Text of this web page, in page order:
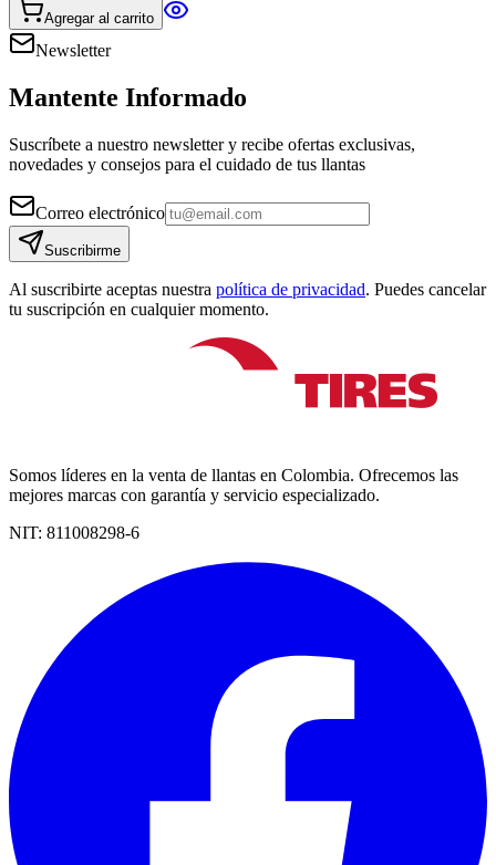
Agregar al carrito
Newsletter
Mantente Informado
Suscríbete a nuestro newsletter y recibe ofertas exclusivas,
novedades y consejos para el cuidado de tus llantas
Correo electrónico
Suscribirme
Al suscribirte aceptas nuestra política de privacidad. Puedes cancelar
tu suscripción en cualquier momento.
Somos líderes en la venta de llantas en Colombia. Ofrecemos las
mejores marcas con garantía y servicio especializado.
NIT: 811008298-6